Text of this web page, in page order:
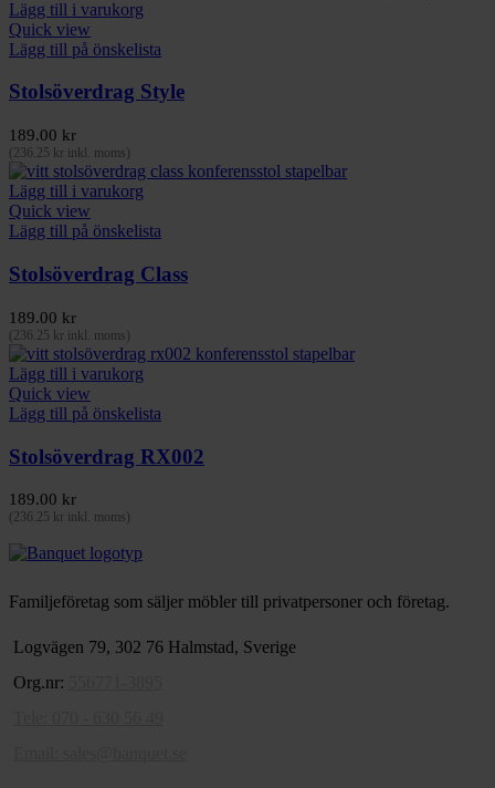
Lägg till i varukorg
Quick view
Lägg till på önskelista
Stolsöverdrag Style
189.00 kr
236.25 kr inkl. moms)
Lägg till i varukorg
Quick view
Lägg till på önskelista
Stolsöverdrag Class
189.00 kr
( 236.25 kr inkl. moms)
Lägg till i varukorg
Quick view
Lägg till på önskelista
Stolsöverdrag RX002
189.00 kr
236.25 kr inkl. moms)
Familjeföretag som säljer möbler till privatpersoner och företag.
Logvägen 79, 302 76 Halmstad, Sverige
Org.nr: